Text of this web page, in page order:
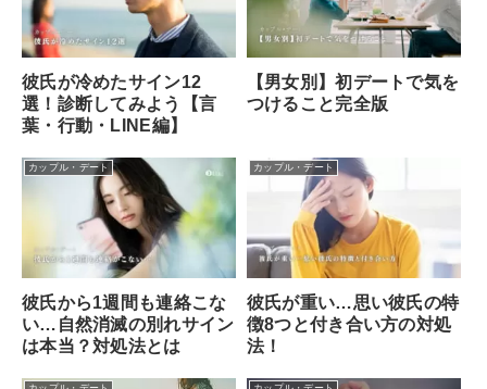
彼氏が冷めたサイン12
選！診断してみよう【言
葉・行動・LINE編】
【男女別】初デートで気を
つけること完全版
カップル・デート
彼氏から1週間も連絡こな
い…自然消滅の別れサイン
は本当？対処法とは
カップル・デート
彼氏が重い…思い彼氏の特
徴8つと付き合い方の対処
法！